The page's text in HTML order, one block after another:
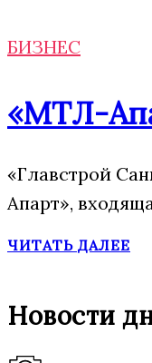
БИЗНЕС
«МТЛ-
«Главстрой
Апарт»,
ЧИТАТЬ ДАЛЕЕ
Новости